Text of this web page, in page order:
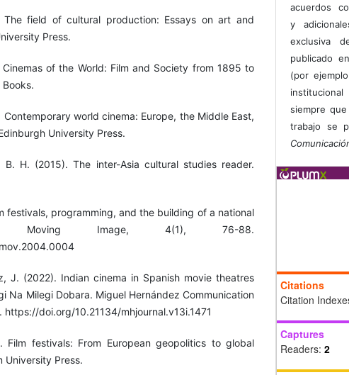
The field of cultural production: Essays on art and
Press.
of the World: Film and Society from 1895 to
world cinema: Europe, the Middle East,
University Press.
H. (2015). The inter-Asia cultural studies reader.
festivals, programming, and the building of a national
Moving Image, 4(1), 76-88.
J. (2022). Indian cinema in Spanish movie theatres
Na Milegi Dobara. Miguel Hernández Communication
doi.org/10.21134/mhjournal.v13i.1471
Film festivals: From European geopolitics to global
University Press.
acuerdos
y
exclusiva
publicado
(por
siempre
trabajo se
Citations
Citation
Captures
Readers: 2